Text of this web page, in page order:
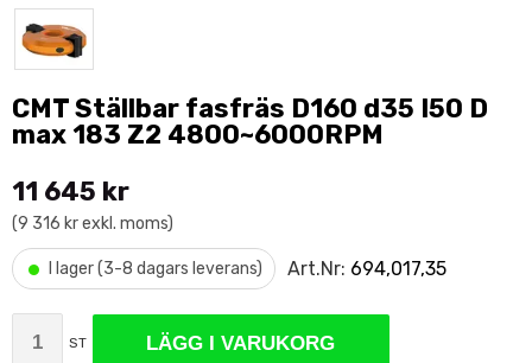
CMT Ställbar fasfräs D160 d35 I50 D
max 183 Z2 4800~6000RPM
11 645 kr
(9 316 kr exkl. moms)
• I lager (3-8 dagars leverans) Art.Nr: 694,017,35
ST LÄGG I VARUKORG